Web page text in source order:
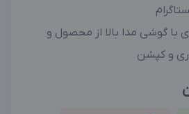
با گوشی مدا بالا از محصول و
و کپشن